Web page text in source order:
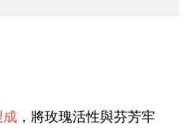
成 ，將玫瑰活性與芬芳牢